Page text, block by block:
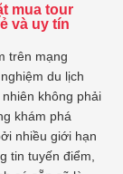
mua tour
và uy tín
trên mạng
du lịch
không phải
khám phá
nhiều giới hạn
tin tuyến điểm,